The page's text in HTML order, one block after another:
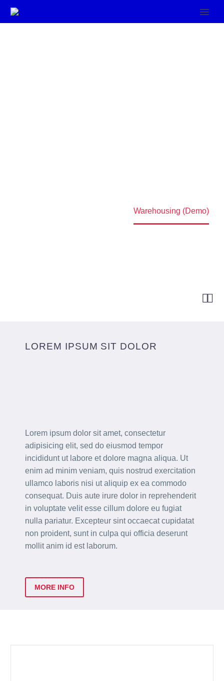
Warehousing (Demo)

LOREM IPSUM SIT DOLOR
Lorem ipsum dolor sit amet, consectetur
adipisicing elit, sed do eiusmod tempor
incididunt ut labore et dolore magna aliqua. Ut
enim ad minim veniam, quis nostrud exercitation
ullamco laboris nisi ut aliquip ex ea commodo
consequat. Duis aute irure dolor in reprehenderit
in voluptate velit esse cillum dolore eu fugiat
nulla pariatur. Excepteur sint occaecat cupidatat
non proident, sunt in culpa qui officia deserunt
mollit anim id est laborum.
MORE INFO